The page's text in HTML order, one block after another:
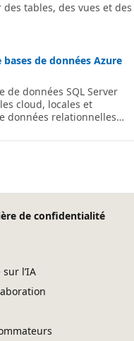
tables, des vues et des
de données Azure
données SQL Server
cloud, locales et
données relationnelles
de confidentialité
l’IA